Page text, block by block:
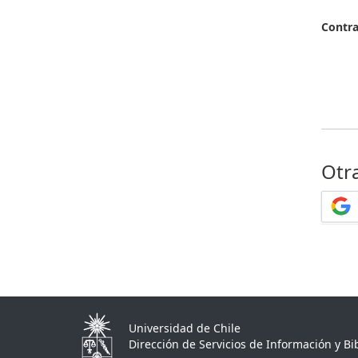
Universidad de Chile
Dirección de Servicios de Información y